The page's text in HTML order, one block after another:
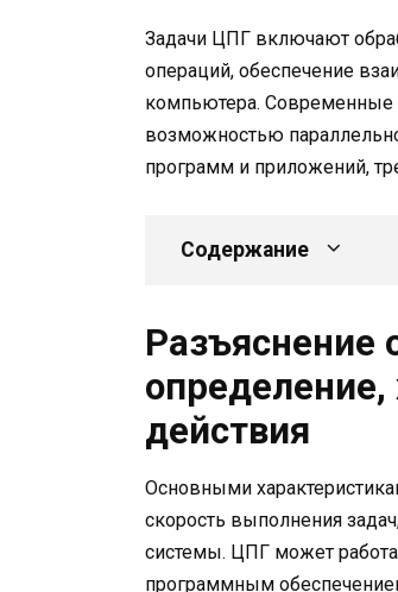
Задачи ЦПГ включают
операций, обеспечение
компьютера.
возможностью
программ и приложений,
Содержание
Разъяснение
определение,
действия
Основными
скорость выполнения
системы. ЦПГ может
программным